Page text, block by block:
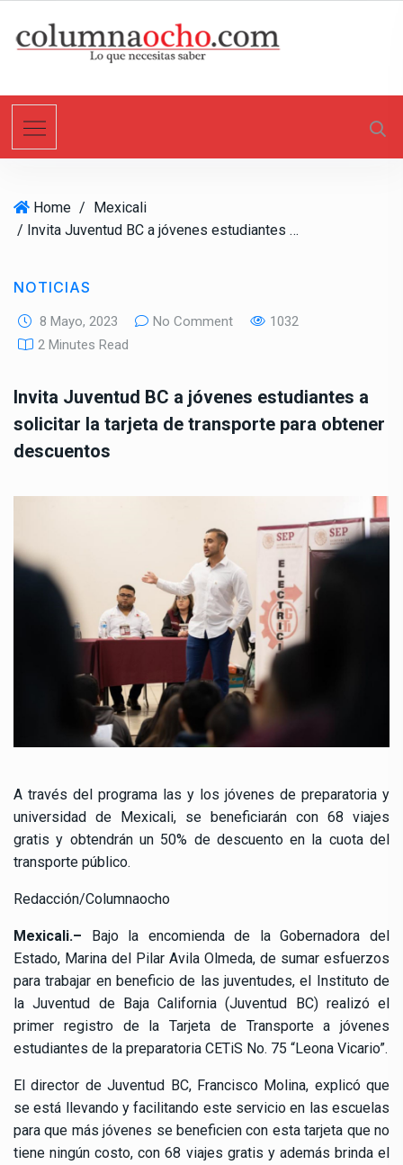
t
Home / Mexicali
/ Invita Juventud BC a jóvenes estudiantes a solicitar la tarjeta de transporte para obtener descuentos
NOTICIAS
8 Mayo, 2023 No Comment
1032
2 Minutes Read
Invita Juventud BC a jóvenes estudiantes a
solicitar la tarjeta de transporte para obtener
descuentos
A través del programa las y los jóvenes de preparatoria y
universidad de Mexicali, se beneficiarán con 68 viajes
gratis y obtendrán un 50% de descuento en la cuota del
transporte público.
Redacción/Columnaocho
Mexicali.– Bajo la encomienda de la Gobernadora del
Estado, Marina del Pilar Avila Olmeda, de sumar esfuerzos
para trabajar en beneficio de las juventudes, el Instituto de
la Juventud de Baja California (Juventud BC) realizó el
primer registro de la Tarjeta de Transporte a jóvenes
estudiantes de la preparatoria CETiS No. 75 “Leona Vicario”.
El director de Juventud BC, Francisco Molina, explicó que
se está llevando y facilitando este servicio en las escuelas
para que más jóvenes se beneficien con esta tarjeta que no
tiene ningún costo, con 68 viajes gratis y además brinda el